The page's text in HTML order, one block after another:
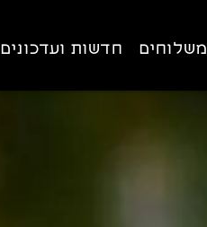
משלוחים חדשות ועדכונים